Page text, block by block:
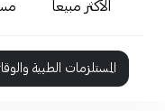
الأكثر مبيعا
المستلزمات الطبية